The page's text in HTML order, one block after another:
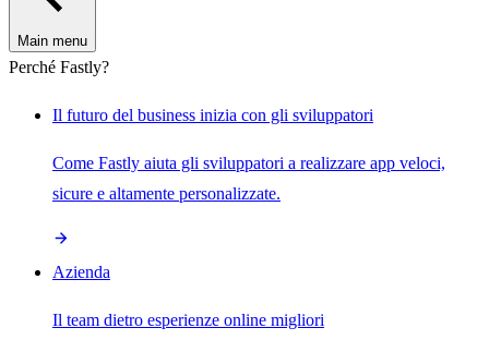
Main menu
Perché Fastly?
Il futuro del business inizia con gli sviluppatori
Come Fastly aiuta gli sviluppatori a realizzare app veloci,
sicure e altamente personalizzate.
Azienda
Il team dietro esperienze online migliori